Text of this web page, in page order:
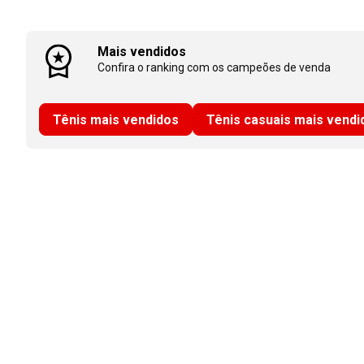
Mais vendidos
Confira o ranking com os campeões de venda
Tênis mais vendidos Tênis casuais mais